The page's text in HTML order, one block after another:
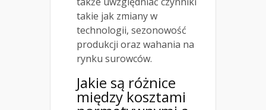
takie jak zmiany w
technologii, sezonowość
produkcji oraz wahania na
rynku surowców.
Jakie są różnice
między kosztami